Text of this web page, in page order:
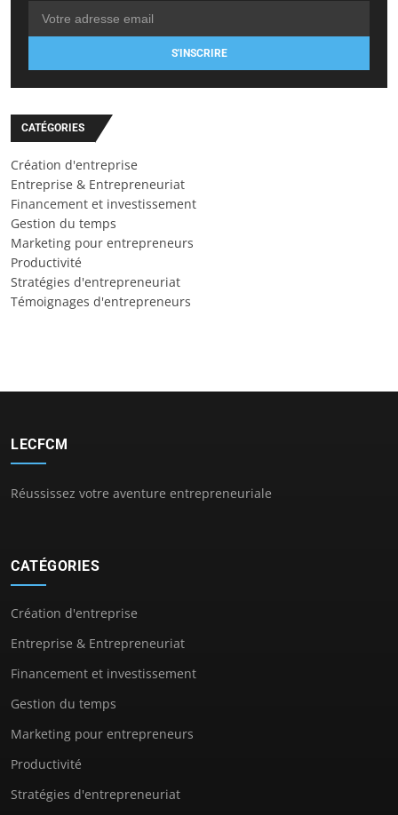
S'INSCRIRE
CATÉGORIES
Création d'entreprise
Entreprise & Entrepreneuriat
Financement et investissement
Gestion du temps
Marketing pour entrepreneurs
Productivité
Stratégies d'entrepreneuriat
Témoignages d'entrepreneurs
LECFCM
Réussissez votre aventure entrepreneuriale
CATÉGORIES
Création d'entreprise
Entreprise & Entrepreneuriat
Financement et investissement
Gestion du temps
Marketing pour entrepreneurs
Productivité
Stratégies d'entrepreneuriat